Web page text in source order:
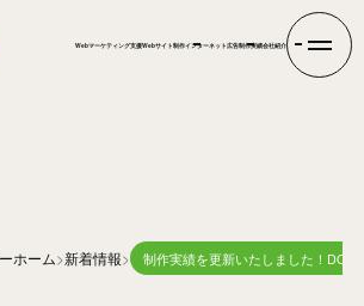
Webマーケティング支援Webサイト制作インターネット広告制作実績会社紹介
ホーム 新着情報 制作実績を更新いたしました！